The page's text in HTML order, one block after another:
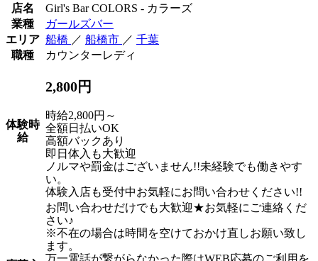
店名
Girl's Bar COLORS - カラーズ
業種
ガールズバー
エリア 船橋 ／ 船橋市 ／ 千葉
職種
カウンターレディ
体験時
給
2,800円
時給2,800円～
全額日払いOK
高額バックあり
即日体入も大歓迎
ノルマや罰金はございません!!未経験でも働きやす
い。
体験入店も受付中お気軽にお問い合わせください!!
お問い合わせだけでも大歓迎★お気軽にご連絡くだ
さい♪
※不在の場合は時間を空けておかけ直しお願い致し
ます。
万一電話が繋がらなかった際はWEB応募のご利用を